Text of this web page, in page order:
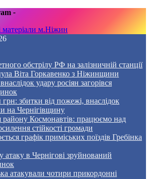
-
матеріали м.Ніжин
обстрілу РФ на залізничній станції
Віта Горкавенко з Ніжинщини
удару росіян загорівся
збитки від пожежі, внаслідок
на Чернігівщину
району Космонавтів: працюємо над
стійкості громади
графік приміських поїздів Гребінка
атаку в Чернігові зруйнований
атакували чотири прикордонні